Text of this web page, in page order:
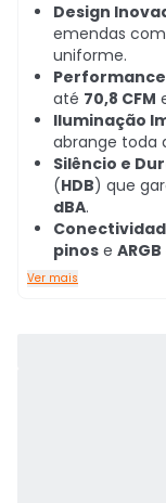
Design
emendas
uniforme.
até 70,8 CFM
Iluminação
abrange toda
Silêncio e
(HDB) que
dBA.
pinos e ARGB
Ver mais